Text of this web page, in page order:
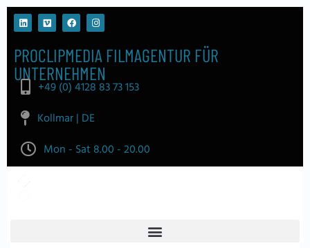
PROCLIPMEDIA FILMAGENTUR FÜR
UNTERNEHMEN
+49 (0) 4128 83 73 153
Kollmar | DE
Mon - Sat 8.00 - 20.00